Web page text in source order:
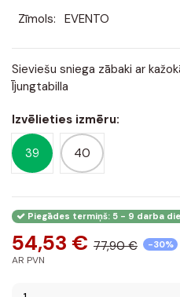
Zīmols: EVENTO
Sieviešu sniega zābaki ar
Ījungtabilla
Izvēlieties izmēru:
39 40
Piegādes termiņš: 5 - 9 darba
54,53 € 77,90 € -30%
AR PVN